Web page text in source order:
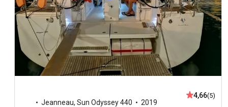
Jeanneau, Sun Odyssey 440
2019
4,66(5)